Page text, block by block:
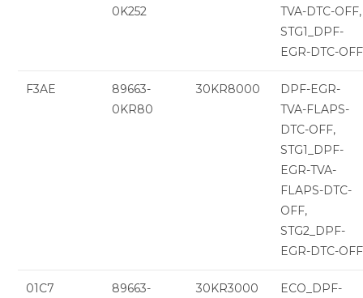
0K252
TVA-DTC-OFF,
STG1_DPF-
EGR-DTC-OFF
F3AE
89663-
0KR80
30KR8000
DPF-EGR-
TVA-FLAPS-
DTC-OFF,
STG1_DPF-
EGR-TVA-
FLAPS-DTC-
OFF,
STG2_DPF-
EGR-DTC-OFF
01C7 89663- 30KR3000 ECO_DPF-